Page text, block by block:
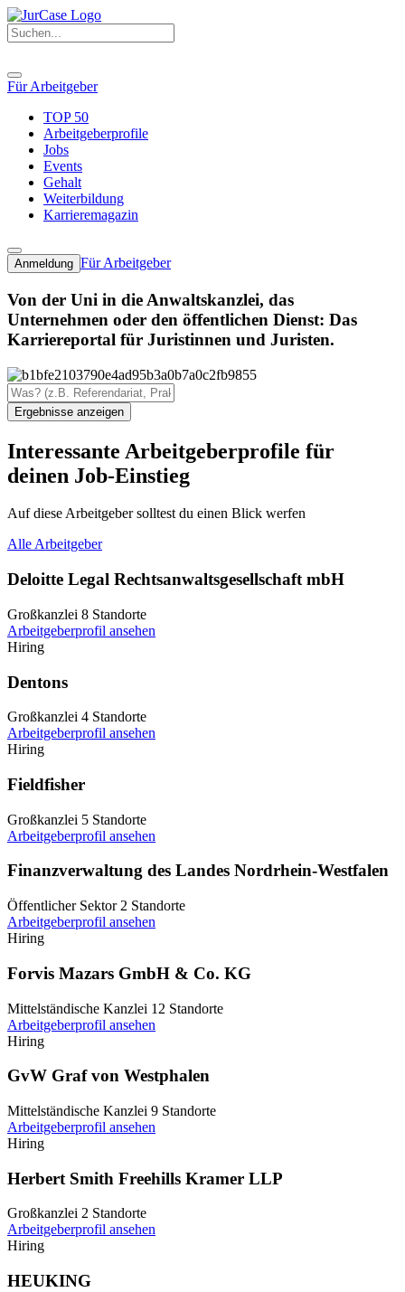
Für Arbeitgeber
TOP 50
Arbeitgeberprofile
Jobs
Events
Gehalt
Weiterbildung
Karrieremagazin
Anmeldung Für Arbeitgeber
Von der Uni in die Anwaltskanzlei, das
Unternehmen oder den öffentlichen Dienst: Das
Karriereportal für Juristinnen und Juristen.
Ergebnisse anzeigen
Interessante Arbeitgeberprofile für
deinen Job-Einstieg
Auf diese Arbeitgeber solltest du einen Blick werfen
Alle Arbeitgeber
Deloitte Legal Rechtsanwaltsgesellschaft mbH
Großkanzlei 8 Standorte
Arbeitgeberprofil ansehen
Hiring
Dentons
Großkanzlei 4 Standorte
Arbeitgeberprofil ansehen
Hiring
Fieldfisher
Großkanzlei 5 Standorte
Arbeitgeberprofil ansehen
Finanzverwaltung des Landes Nordrhein-Westfalen
Öffentlicher Sektor 2 Standorte
Arbeitgeberprofil ansehen
Hiring
Forvis Mazars GmbH & Co. KG
Mittelständische Kanzlei 12 Standorte
Arbeitgeberprofil ansehen
Hiring
GvW Graf von Westphalen
Mittelständische Kanzlei 9 Standorte
Arbeitgeberprofil ansehen
Hiring
Herbert Smith Freehills Kramer LLP
Großkanzlei 2 Standorte
Arbeitgeberprofil ansehen
Hiring
HEUKING